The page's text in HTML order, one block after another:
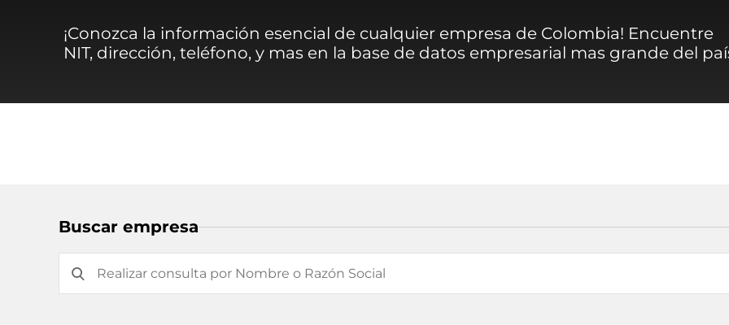
¡Conozca la información esencial de cualquier empresa de Colombia! Encuentre
NIT, dirección, teléfono, y mas en la base de datos empresarial mas grande del
Buscar empresa